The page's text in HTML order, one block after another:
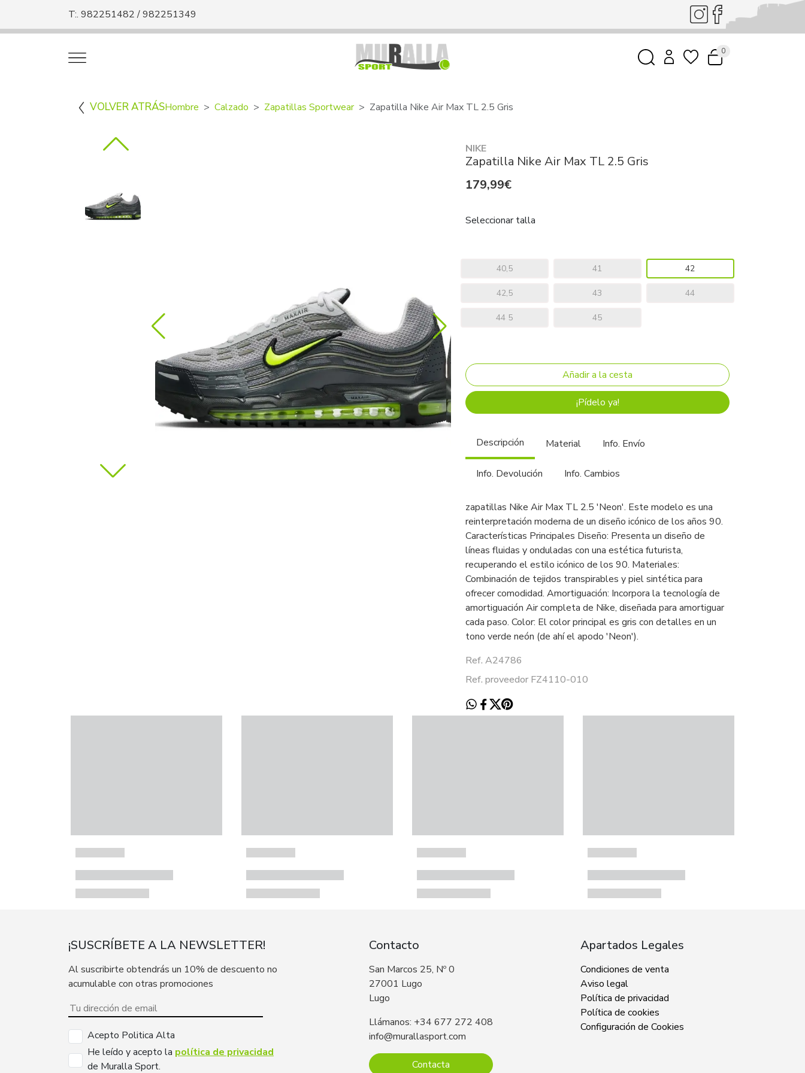
T:. 982251482 / 982251349
0
VOLVER ATRÁSHombre Calzado Zapatillas Sportwear Zapatilla Nike Air Max TL 2.5 Gris
NIKE
Zapatilla Nike Air Max TL 2.5 Gris
179,99€
Seleccionar talla
40,5 41 42
42,5 43 44
44 5 45
¡Pídelo ya!
Descripción Material Info. Envío
Info. Devolución Info. Cambios
zapatillas Nike Air Max TL 2.5 'Neon'. Este modelo es una
reinterpretación moderna de un diseño icónico de los años 90.
Características Principales Diseño: Presenta un diseño de
líneas fluidas y onduladas con una estética futurista,
recuperando el estilo icónico de los 90. Materiales:
Combinación de tejidos transpirables y piel sintética para
ofrecer comodidad. Amortiguación: Incorpora la tecnología de
amortiguación Air completa de Nike, diseñada para amortiguar
cada paso. Color: El color principal es gris con detalles en un
tono verde neón (de ahí el apodo 'Neon').
Ref. A24786
Ref. proveedor FZ4110-010
¡SUSCRÍBETE A LA NEWSLETTER!
Al suscribirte obtendrás un 10% de descuento no
acumulable con otras promociones
Acepto Politica Alta
He leído y acepto la política de privacidad
de Muralla Sport.
Contacto
San Marcos 25, Nº 0
27001 Lugo
Lugo
Llámanos: +34 677 272 408
info@murallasport.com
Contacta
Apartados Legales
Condiciones de venta
Aviso legal
Política de privacidad
Política de cookies
Configuración de Cookies